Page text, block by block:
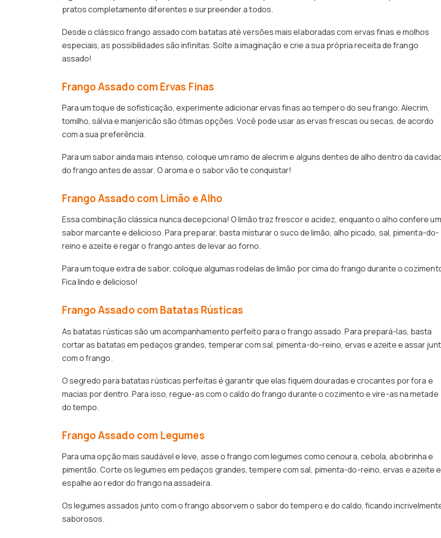
pratos completamente diferentes e surpreender a todos.
Desde o clássico frango assado com batatas até versões mais elaboradas com ervas finas e molhos
especiais, as possibilidades são infinitas. Solte a imaginação e crie a sua própria receita de frango
assado!
Frango Assado com Ervas Finas
Para um toque de sofisticação, experimente adicionar ervas finas ao tempero do seu frango. Alecrim,
tomilho, sálvia e manjericão são ótimas opções. Você pode usar as ervas frescas ou secas, de acordo
com a sua preferência.
Para um sabor ainda mais intenso, coloque um ramo de alecrim e alguns dentes de alho dentro da
do frango antes de assar. O aroma e o sabor vão te conquistar!
Frango Assado com Limão e Alho
Essa combinação clássica nunca decepciona! O limão traz frescor e acidez, enquanto o alho confere um
sabor marcante e delicioso. Para preparar, basta misturar o suco de limão, alho picado, sal, pimenta-do-
reino e azeite e regar o frango antes de levar ao forno.
Para um toque extra de sabor, coloque algumas rodelas de limão por cima do frango durante o
Fica lindo e delicioso!
Frango Assado com Batatas Rústicas
As batatas rústicas são um acompanhamento perfeito para o frango assado. Para prepará-las, basta
cortar as batatas em pedaços grandes, temperar com sal, pimenta-do-reino, ervas e azeite e assar
com o frango.
O segredo para batatas rústicas perfeitas é garantir que elas fiquem douradas e crocantes por fora e
macias por dentro. Para isso, regue-as com o caldo do frango durante o cozimento e vire-as na metade
do tempo.
Frango Assado com Legumes
Para uma opção mais saudável e leve, asse o frango com legumes como cenoura, cebola, abobrinha e
pimentão. Corte os legumes em pedaços grandes, tempere com sal, pimenta-do-reino, ervas e azeite e
espalhe ao redor do frango na assadeira.
Os legumes assados junto com o frango absorvem o sabor do tempero e do caldo, ficando
saborosos.